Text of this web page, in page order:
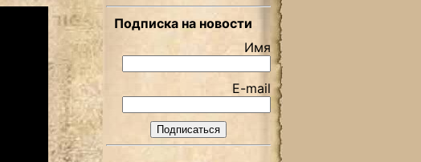
Подписка на новости
Имя
E-mail